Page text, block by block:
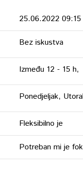
25.06.2022 09:15
Bez iskustva
Između 12 - 15 h,
Ponedjeljak,
Fleksibilno je
Potreban mi je